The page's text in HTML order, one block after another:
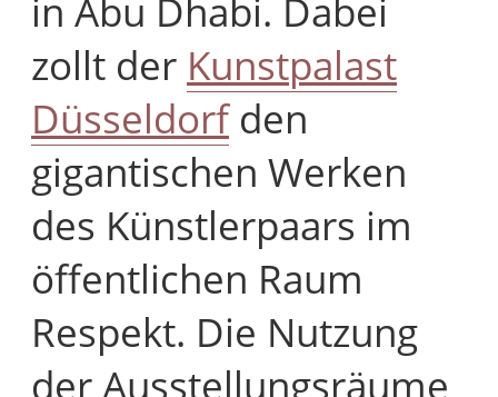
in Abu Dhabi. Dabei
zollt der Kunstpalast
Düsseldorfden
gigantischen Werken
des Künstlerpaars im
öffentlichen Raum
Respekt. Die Nutzung
der Ausstellungsräume